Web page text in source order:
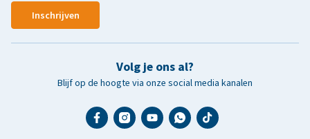
Inschrijven
Volg je ons al?
Blijf op de hoogte via onze social media kanalen